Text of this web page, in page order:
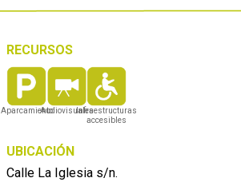
RECURSOS
AparcamientoAudiovisualesInfraestructuras
accesibles
UBICACIÓN
Calle La Iglesia s/n.